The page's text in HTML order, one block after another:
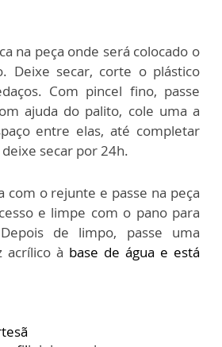
na peça onde será colocado o
Deixe secar, corte o plástico
Com pincel fino, passe
ajuda do palito, cole uma a
entre elas, até completar
secar por 24h.
com o rejunte e passe na peça
e limpe com o pano para
de limpo, passe uma
acrílico à base de água e está